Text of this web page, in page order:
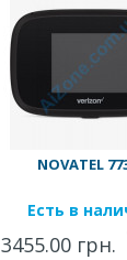
NOVATEL
Есть в
3455.00 грн.